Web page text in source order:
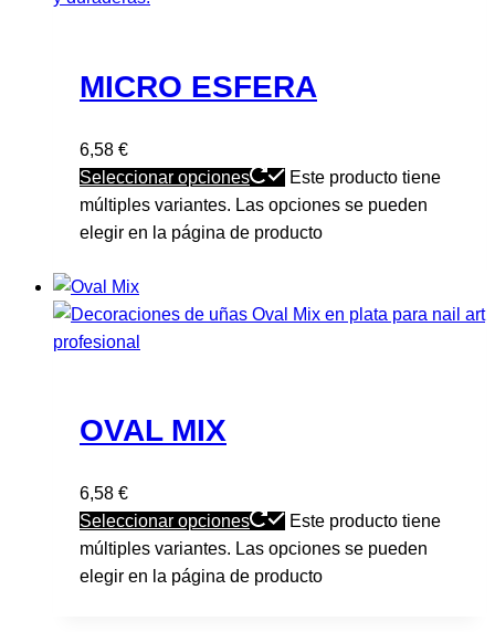
MICRO ESFERA
6,58 €
Seleccionar opciones
Este producto tiene
múltiples variantes. Las opciones se pueden
elegir en la página de producto
OVAL MIX
6,58 €
Seleccionar opciones
Este producto tiene
múltiples variantes. Las opciones se pueden
elegir en la página de producto